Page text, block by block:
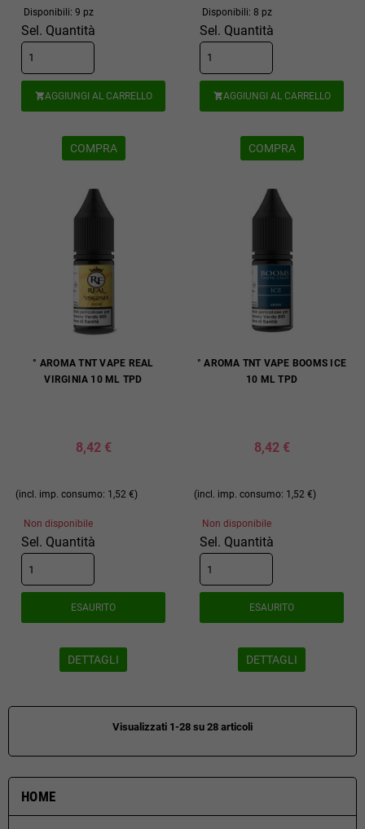
HOME
Disponibili: 9 pz
Sel. Quantità
AGGIUNGI AL CARRELLO
COMPRA
Disponibili: 8 pz
Sel. Quantità
AGGIUNGI AL CARRELLO
COMPRA
° AROMA TNT VAPE REAL
VIRGINIA 10 ML TPD
8,42 €
(incl. imp. consumo: 1,52 €)
Non disponibile
Sel. Quantità
ESAURITO
DETTAGLI
° AROMA TNT VAPE BOOMS ICE
10 ML TPD
8,42 €
(incl. imp. consumo: 1,52 €)
Non disponibile
Sel. Quantità
ESAURITO
DETTAGLI
Visualizzati 1-28 su 28 articoli